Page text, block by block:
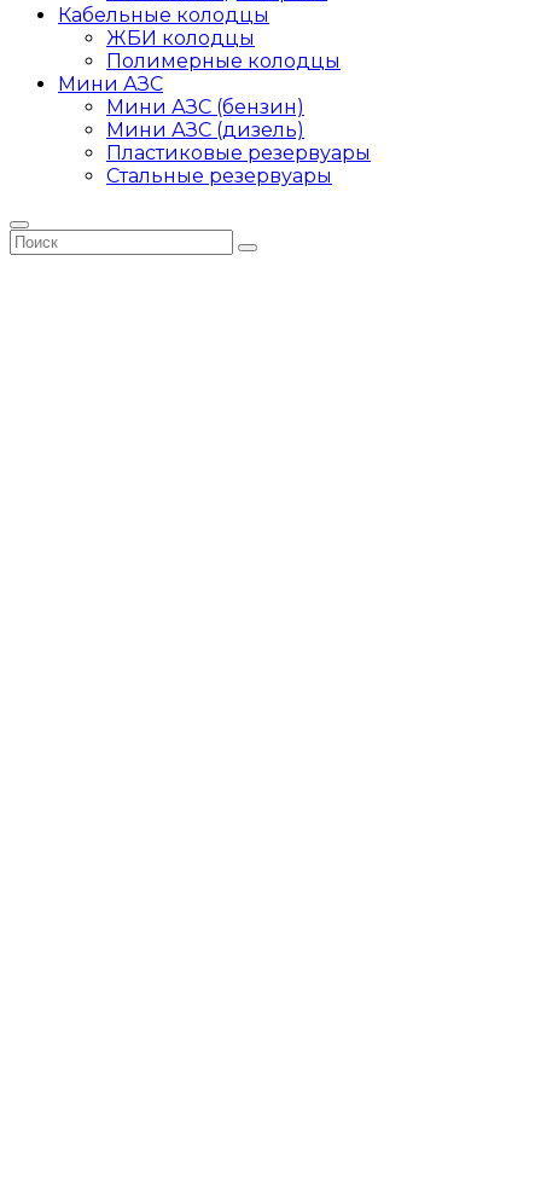
Кабельные колодцы
ЖБИ колодцы
Полимерные колодцы
Мини АЗС
Мини АЗС (бензин)
Мини АЗС (дизель)
Пластиковые резервуары
Стальные резервуары